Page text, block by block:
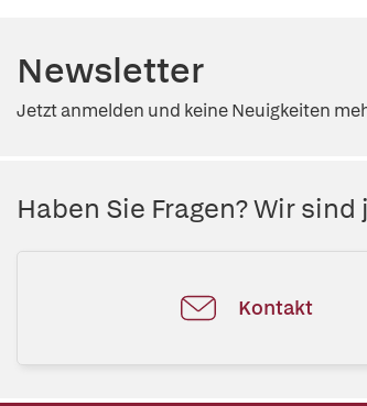
Newsletter
Jetzt anmelden und keine Neuigkeiten
Haben Sie Fragen? Wir
Kontakt